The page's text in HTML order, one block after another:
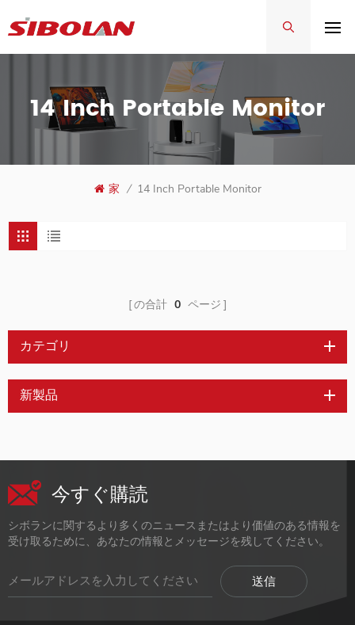
14 Inch Portable Monitor
家 / 14 Inch Portable Monitor
の合計 0 ページ
カテゴリ
新製品
今すぐ購読
シボランに関するより多くのニュースまたはより価値のある情報を
受け取るために、あなたの情報とメッセージを残してください。